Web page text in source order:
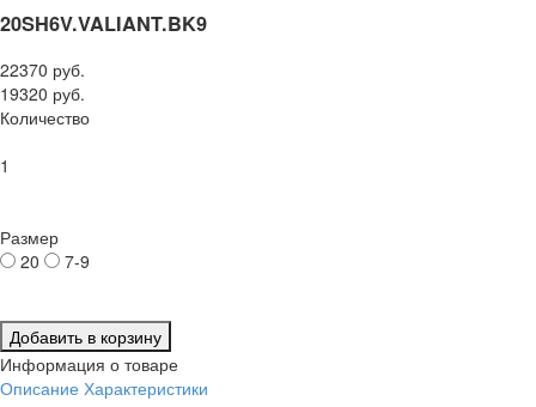
20SH6V.VALIANT.BK9
22370 руб.
19320 руб.
Количество
1
Размер
20
7-9
Добавить в корзину
Информация о товаре
Описание Характеристики